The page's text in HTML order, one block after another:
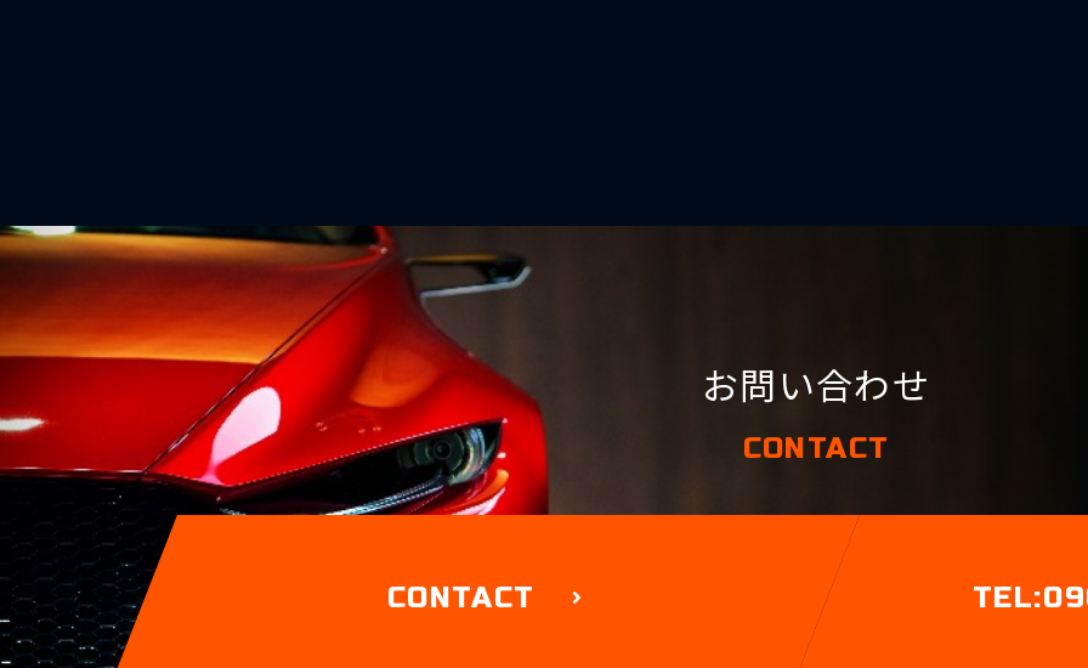
お問い合わせ
CONTACT
CONTACT